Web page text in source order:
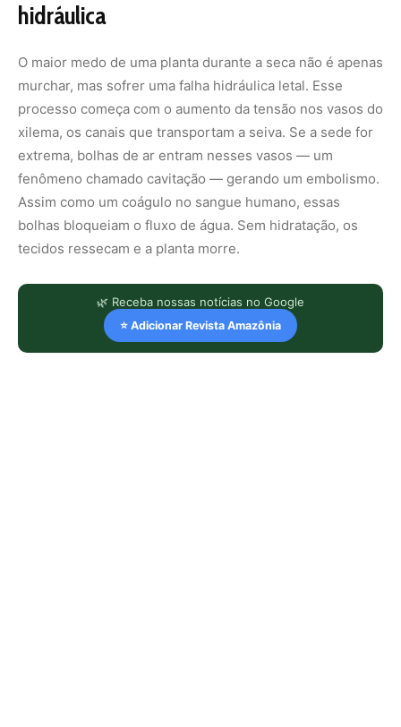
hidráulica
O maior medo de uma planta durante a seca não é apenas
murchar, mas sofrer uma falha hidráulica letal. Esse
processo começa com o aumento da tensão nos vasos do
xilema, os canais que transportam a seiva. Se a sede for
extrema, bolhas de ar entram nesses vasos — um
fenômeno chamado cavitação — gerando um embolismo.
Assim como um coágulo no sangue humano, essas
bolhas bloqueiam o fluxo de água. Sem hidratação, os
tecidos ressecam e a planta morre.
🌿 Receba nossas notícias no Google
⭐ Adicionar Revista Amazônia